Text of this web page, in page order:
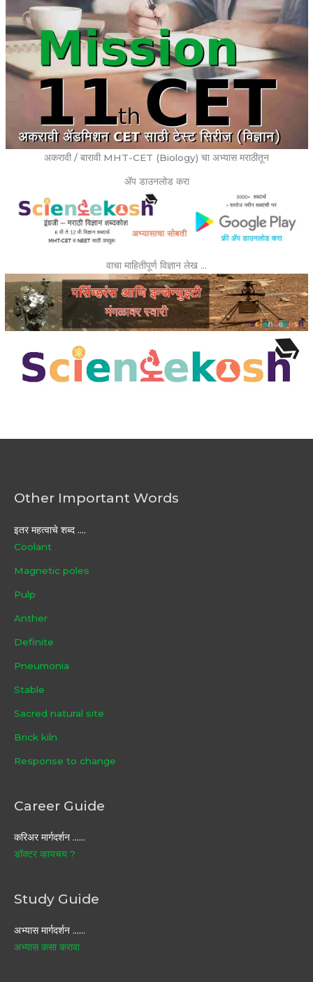
अकरावी / बारावी MHT-CET (Biology) चा अभ्यास मराठीतून
ॲप डाउनलोड करा
वाचा माहितीपूर्ण विज्ञान लेख …
Other Important Words
इतर महत्वाचे शब्द ....
Coolant
Magnetic poles
Pulp
Anther
Definite
Pneumonia
Stable
Sacred natural site
Brick kiln
Response to change
Career Guide
करिअर मार्गदर्शन ……
डॉक्टर व्हायचय ?
Study Guide
अभ्यास मार्गदर्शन ……
अभ्यास कसा करावा